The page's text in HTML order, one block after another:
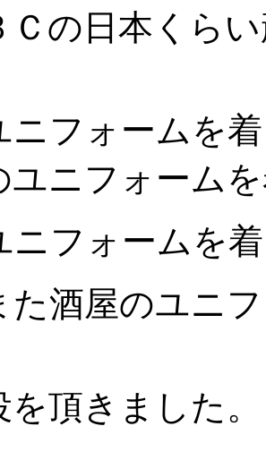
Ｃの日本くら
ニフォームを
ユニフォーム
ニフォームを
た酒屋のユニ
頂きました。